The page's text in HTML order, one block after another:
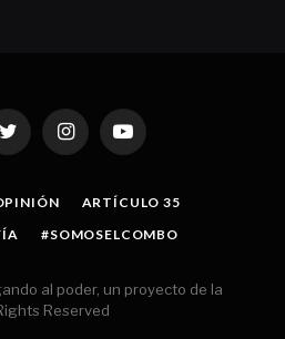
Twitter InstagramYouTube
ARTÍCULO 35
#SOMOSELCOMBO
al poder, un proyecto de la
Reserved